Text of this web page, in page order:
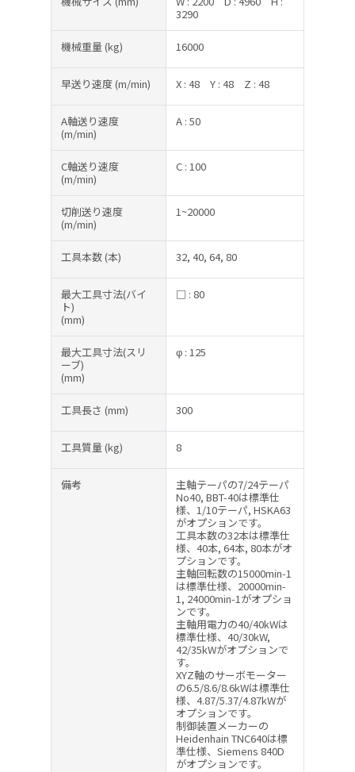
3290
機械重量(kg) 16000
早送り速度(m/min) X : 48 Y : 48 Z : 48
A軸送り速度
(m/min)
A : 50
C軸送り速度
(m/min)
C : 100
切削送り速度
(m/min)
1~20000
工具本数(本) 32, 40, 64, 80
最大工具寸法(バイ
ト)
(mm)
□ : 80
最大工具寸法(スリ
ーブ)
(mm)
φ : 125
工具長さ (mm) 300
工具質量(kg) 8
備考
主軸テーパの7/24テーパ
No40, BBT-40は標準仕
様、1/10テーパ, HSKA63
がオプションです。
工具本数の32本は標準仕
様、40本, 64本, 80本がオ
プションです。
主軸回転数の15000min-1
は標準仕様、20000min-
1, 24000min-1がオプショ
ンです。
主軸用電力の40/40kWは
標準仕様、40/30kW,
42/35kWがオプションで
す。
XYZ軸のサーボモーター
の6.5/8.6/8.6kWは標準仕
様、4.87/5.37/4.87kWが
オプションです。
制御装置メーカーの
Heidenhain TNC640は標
準仕様、Siemens 840D
がオプションです。